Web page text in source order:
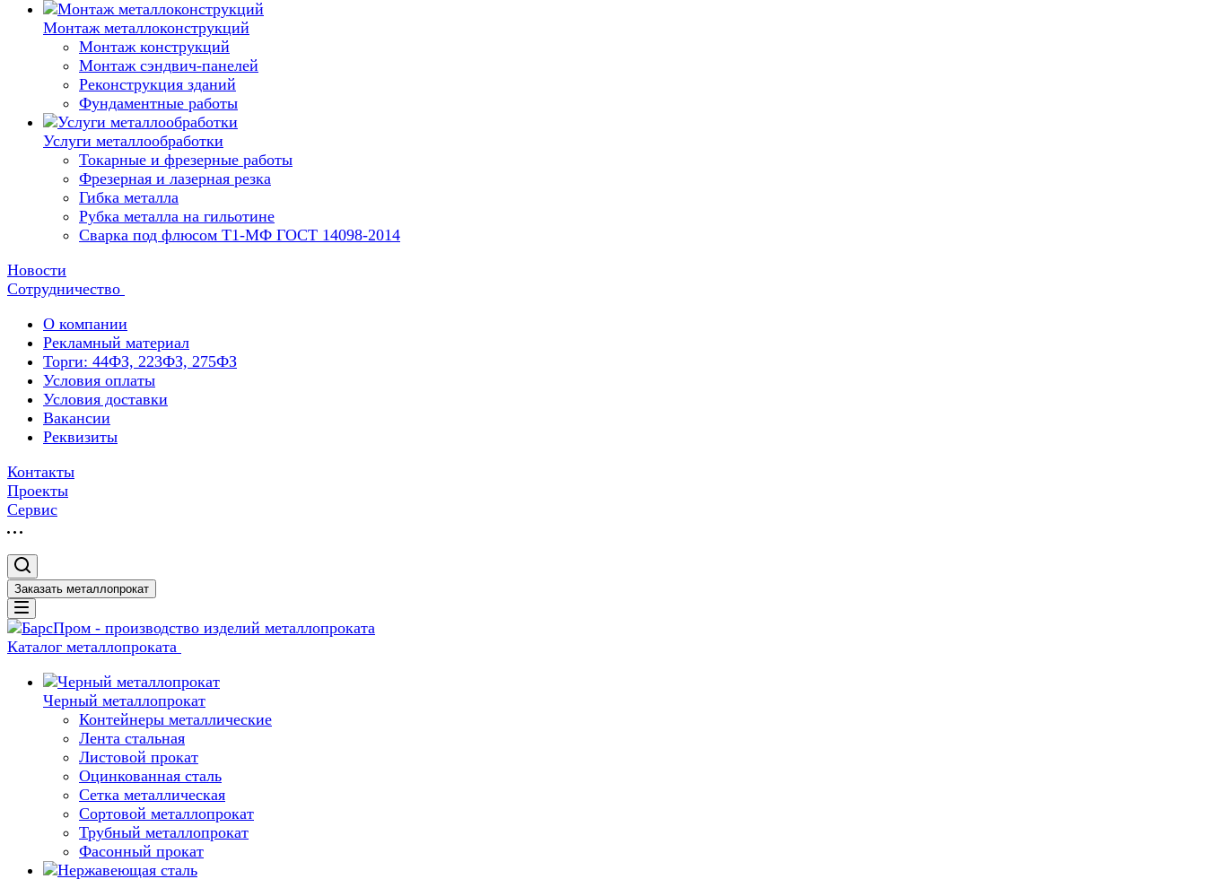
Монтаж металлоконструкций
Монтаж конструкций
Монтаж сэндвич-панелей
Реконструкция зданий
Фундаментные работы
Услуги металлообработки
Токарные и фрезерные работы
Фрезерная и лазерная резка
Гибка металла
Рубка металла на гильотине
Сварка под флюсом Т1-МФ ГОСТ 14098-2014
Новости
Сотрудничество
О компании
Рекламный материал
Торги: 44ФЗ, 223ФЗ, 275ФЗ
Условия оплаты
Условия доставки
Вакансии
Реквизиты
Контакты
Проекты
Сервис
Заказать металлопрокат
Каталог металлопроката
Черный металлопрокат
Контейнеры металлические
Лента стальная
Листовой прокат
Оцинкованная сталь
Сетка металлическая
Сортовой металлопрокат
Трубный металлопрокат
Фасонный прокат